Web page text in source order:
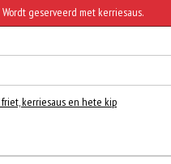
Wordt geserveerd met kerriesaus.
kerriesaus en hete kip